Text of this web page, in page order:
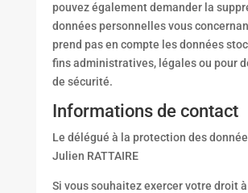
pouvez également demander la
données personnelles vous
prend pas en compte les données
fins administratives, légales ou pour
de sécurité.
Informations de contact
Le délégué à la protection des
Julien RATTAIRE
Si vous souhaitez exercer votre droit